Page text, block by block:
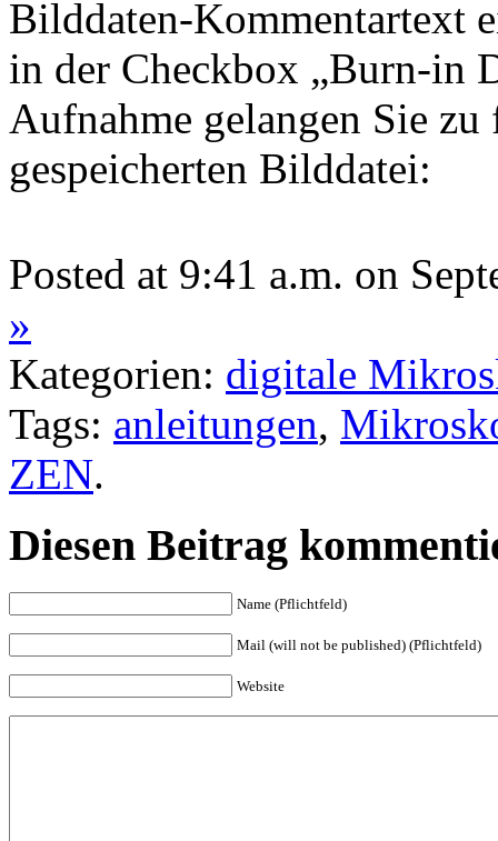
Bilddaten-Kommentartext
in der Checkbox „Burn-in
Aufnahme gelangen Sie
gespeicherten Bilddatei:
Posted at 9:41 a.m. on
»
Kategorien: digitale
Tags: anleitungen,
ZEN.
Diesen Beitrag
Name (Pflichtfeld)
Mail (will not be published) (Pflichtfeld)
Website